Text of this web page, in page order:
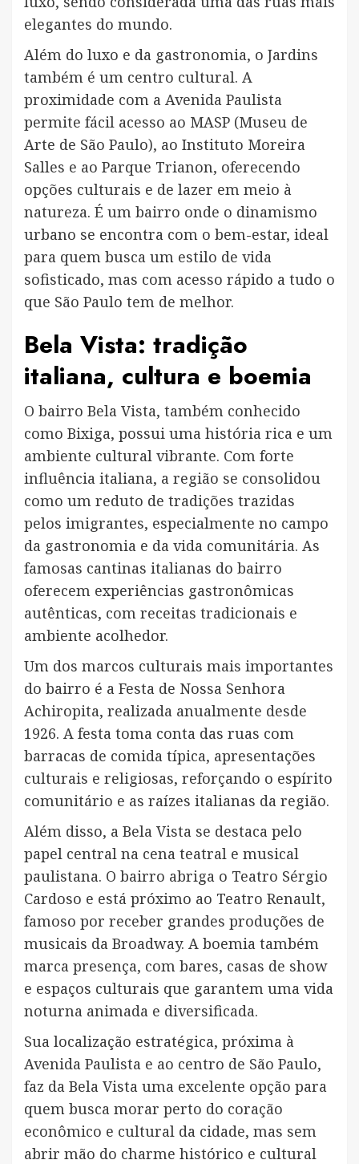
elegantes do mundo.
Além do luxo e da gastronomia, o Jardins
também é um centro cultural. A
proximidade com a Avenida Paulista
permite fácil acesso ao MASP (Museu de
Arte de São Paulo), ao Instituto Moreira
Salles e ao Parque Trianon, oferecendo
opções culturais e de lazer em meio à
natureza. É um bairro onde o dinamismo
urbano se encontra com o bem-estar, ideal
para quem busca um estilo de vida
sofisticado, mas com acesso rápido a tudo o
que São Paulo tem de melhor.
Bela Vista: tradição
italiana, cultura e boemia
O bairro Bela Vista, também conhecido
como Bixiga, possui uma história rica e um
ambiente cultural vibrante. Com forte
influência italiana, a região se consolidou
como um reduto de tradições trazidas
pelos imigrantes, especialmente no campo
da gastronomia e da vida comunitária. As
famosas cantinas italianas do bairro
oferecem experiências gastronômicas
autênticas, com receitas tradicionais e
ambiente acolhedor.
Um dos marcos culturais mais importantes
do bairro é a Festa de Nossa Senhora
Achiropita, realizada anualmente desde
1926. A festa toma conta das ruas com
barracas de comida típica, apresentações
culturais e religiosas, reforçando o espírito
comunitário e as raízes italianas da região.
Além disso, a Bela Vista se destaca pelo
papel central na cena teatral e musical
paulistana. O bairro abriga o Teatro Sérgio
Cardoso e está próximo ao Teatro Renault,
famoso por receber grandes produções de
musicais da Broadway. A boemia também
marca presença, com bares, casas de show
e espaços culturais que garantem uma vida
noturna animada e diversificada.
Sua localização estratégica, próxima à
Avenida Paulista e ao centro de São Paulo,
faz da Bela Vista uma excelente opção para
quem busca morar perto do coração
econômico e cultural da cidade, mas sem
abrir mão do charme histórico e cultural